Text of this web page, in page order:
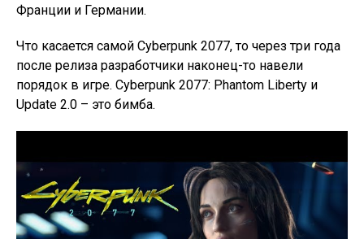
Франции и Германии.
Что касается самой Cyberpunk 2077, то через три года
после релиза разработчики наконец-то навели
порядок в игре. Cyberpunk 2077: Phantom Liberty и
Update 2.0 – это бимба.